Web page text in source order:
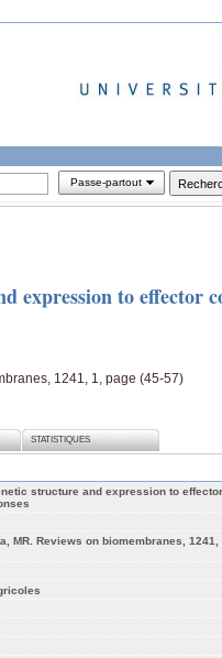
Passe-partout
expression to effector
1241, 1, page (45-57)
STATISTIQUES
structure and expression to effector
MR. Reviews on biomembranes, 1241,